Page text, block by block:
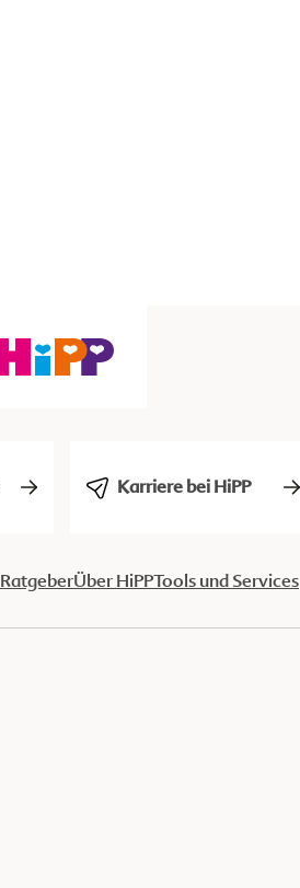
Karriere bei HiPP
RatgeberÜber HiPPTools und Services